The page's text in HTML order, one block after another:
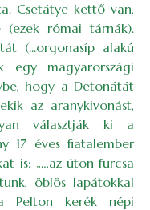
Csetátye kettő van,
(ezek római tárnák).
(...orgonasíp alakú
egy magyarországi
hogy a Detonátát
az aranykivonást,
választják ki a
17 éves fiatalember
is: „…az úton furcsa
öblös lapátokkal
Pelton kerék népi